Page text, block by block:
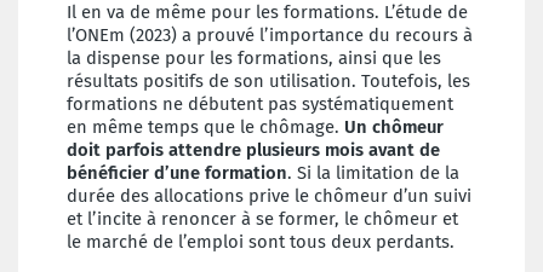
Il en va de même pour les formations. L’étude de
l’ONEm (2023) a prouvé l’importance du recours à
la dispense pour les formations, ainsi que les
résultats positifs de son utilisation. Toutefois, les
formations ne débutent pas systématiquement
en même temps que le chômage. Un chômeur
doit parfois attendre plusieurs mois avant de
bénéficier d’une formation. Si la limitation de la
durée des allocations prive le chômeur d’un suivi
et l’incite à renoncer à se former, le chômeur et
le marché de l’emploi sont tous deux perdants.